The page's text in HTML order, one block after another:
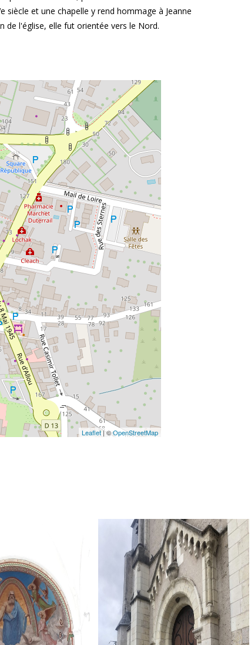
et une chapelle y rend hommage à Jeanne
de l'église, elle fut orientée vers le Nord.
Leaflet| ©OpenStreetMap